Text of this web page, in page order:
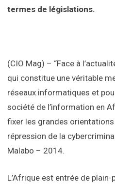
termes de législations.
(CIO Mag) – “Face à
qui constitue une véritable
réseaux informatiques et
société de l’information en
fixer les grandes
répression de la
Malabo – 2014.
L’Afrique est entrée de plain-